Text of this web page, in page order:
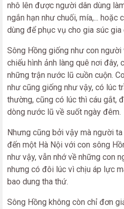
nhô lên được người dân dùng
ngắn hạn như chuối, mía,... hoặc
dùng để phục vụ cho gia súc gia
Sông Hồng giống như con
chiếu hình ảnh làng quê nơi đây,
những trận nước lũ cuồn cuộn.
như cũng giống như vậy, có lúc
thường, cũng có lúc thì cáu gắt,
dòng nước lũ về suốt ngày đêm.
Nhưng cũng bởi vậy mà người
đến một Hà Nội với con sông
như vậy, vẫn nhớ về những con
nhưng có đôi lúc vì chịu áp lực
bao dung tha thứ.
Sông Hồng không còn chỉ đơn